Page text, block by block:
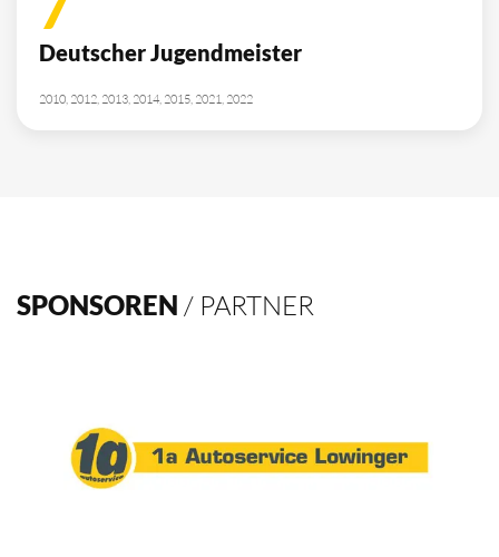
Deutscher Pokalsieger
1998, 2012, 2013, 2016